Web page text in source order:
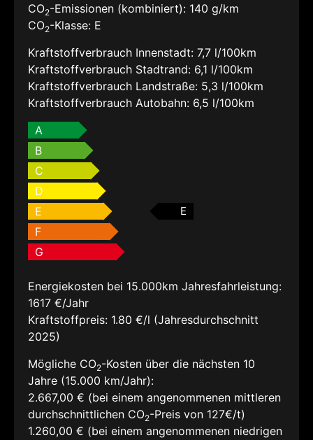
CO2-Emissionen (kombiniert): 140 g/km
CO2-Klasse: E
Kraftstoffverbrauch Innenstadt: 7,7 l/100km
Kraftstoffverbrauch Stadtrand: 6,1 l/100km
Kraftstoffverbrauch Landstraße: 5,3 l/100km
Kraftstoffverbrauch Autobahn: 6,5 l/100km
A
B
C
D
E
E
F
G
Energiekosten bei 15.000km Jahresfahrleistung:
1617 €/Jahr
Kraftstoffpreis: 1.80 €/l (Jahresdurchschnitt
2025)
Mögliche CO2-Kosten über die nächsten 10
Jahre (15.000 km/Jahr):
2.667,00 € (bei einem angenommenen mittleren
durchschnittlichen CO2-Preis von 127€/t)
1.260,00 € (bei einem angenommenen niedrigen